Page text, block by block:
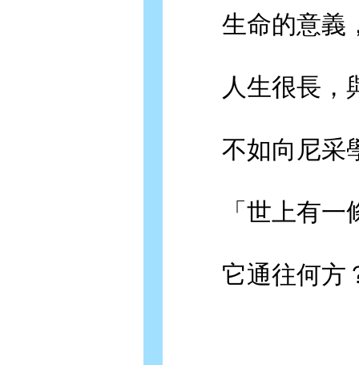
生命的意義，
人生很長，與
不如向尼采學
「世上有一條
它通往何方？